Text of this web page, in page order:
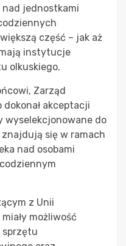
jednostkami
część – jak aż
instytucje
olkuskiego.
Zarząd
dokonał akceptacji
wyselekcjonowane do
się w ramach
nad osobami
z Unii
możliwość
sprzętu